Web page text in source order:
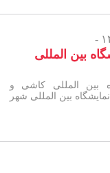
بین المللی
المللی کاشی و
در نمایشگاه بین المللی شهر